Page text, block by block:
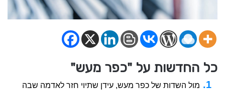
כל החדשות על "כפר מעש"
מול השדות של כפר מעש, עידן שתיוי חזר לאדמה שבה